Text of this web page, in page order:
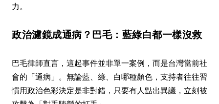
力。
政治濾鏡成通病？巴毛：藍綠白都一樣沒救
巴毛律師直言，這起事件並非單一案例，而是台灣當前社
會的「通病」。無論藍、綠、白哪種顏色，支持者往往習
慣用政治色彩決定是非對錯，只要有人點出異議，立刻被